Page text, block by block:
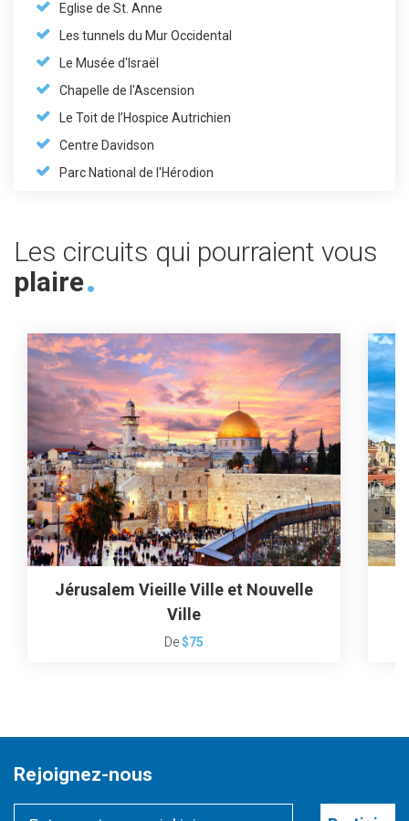
Eglise de St. Anne
Les tunnels du Mur Occidental
Le Musée d'Israël
Chapelle de l'Ascension
Le Toit de l’Hospice Autrichien
Centre Davidson
Parc National de l'Hérodion
Les circuits qui pourraient vous
plaire
Jérusalem Vieille Ville et Nouvelle
Ville
De$75
Rejoignez-nous